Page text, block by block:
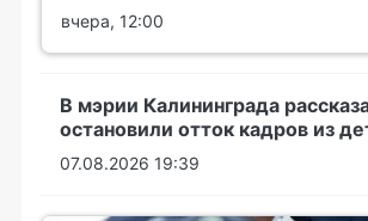
вчера, 12:00
В мэрии Калининграда
остановили отток кадров из
07.08.2026 19:39